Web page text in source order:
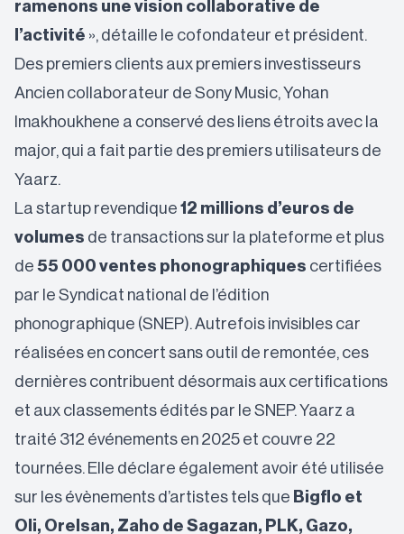
ramenons une vision collaborative de
l’activité », détaille le cofondateur et président.
Des premiers clients aux premiers investisseurs
Ancien collaborateur de Sony Music, Yohan
Imakhoukhene a conservé des liens étroits avec la
major, qui a fait partie des premiers utilisateurs de
Yaarz.
La startup revendique 12 millions d’euros de
volumes de transactions sur la plateforme et plus
de 55 000 ventes phonographiques certifiées
par le Syndicat national de l’édition
phonographique (SNEP). Autrefois invisibles car
réalisées en concert sans outil de remontée, ces
dernières contribuent désormais aux certifications
et aux classements édités par le SNEP. Yaarz a
traité 312 événements en 2025 et couvre 22
tournées. Elle déclare également avoir été utilisée
sur les évènements d’artistes tels que Bigflo et
Oli, Orelsan, Zaho de Sagazan, PLK, Gazo,